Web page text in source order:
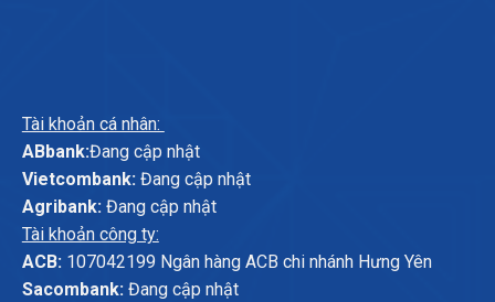
Tài khoản cá nhân:
ABbank:Đang cập nhật
Vietcombank:Đang cập nhật
Agribank:Đang cập nhật
Tài khoản công ty:
ACB:107042199 Ngân hàng ACB chi nhánh Hưng Yên
Sacombank:Đang cập nhật